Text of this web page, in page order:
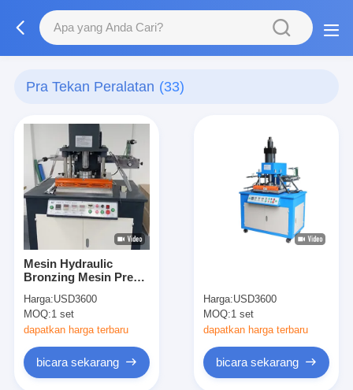
Pra Tekan Peralatan (33)
Mesin Hydraulic
Bronzing Mesin Press
Harga:USD3600
MOQ:1 set
dapatkan harga terbaru
bicara sekarang
Harga:USD3600
MOQ:1 set
dapatkan harga terbaru
bicara sekarang